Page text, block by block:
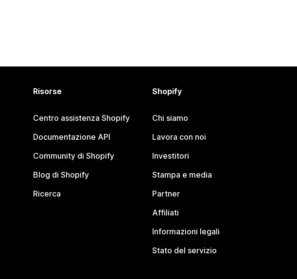
Risorse
Centro assistenza Shopify
Documentazione API
Community di Shopify
Blog di Shopify
Ricerca
Shopify
Chi siamo
Lavora con noi
Investitori
Stampa e media
Partner
Affiliati
Informazioni legali
Stato del servizio